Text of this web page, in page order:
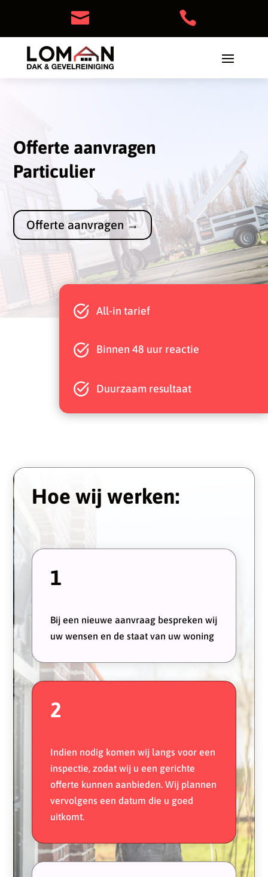
 
Offerte aanvragen
Particulier
Offerte aanvragen →
All-in tarief
Binnen 48 uur reactie
Duurzaam resultaat
Hoe wij werken:
1
Bij een nieuwe aanvraag bespreken wij
uw wensen en de staat van uw woning
2
Indien nodig komen wij langs voor een
inspectie, zodat wij u een gerichte
offerte kunnen aanbieden. Wij plannen
vervolgens een datum die u goed
uitkomt.